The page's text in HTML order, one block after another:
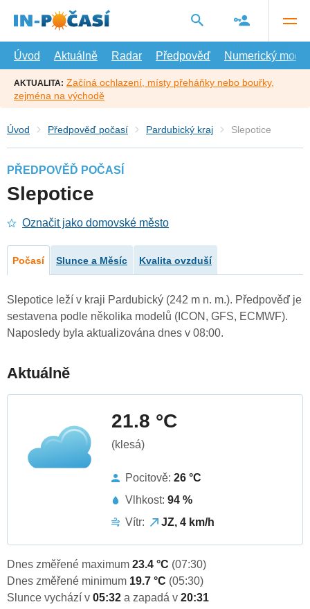
hlavní
Úvod
Aktuálně Radar Předpověď Numerický model
AKTUALITA: Začíná ochlazení, místy přeháňky nebo bouřky,
zejména na východě
Úvod Předpověď počasí Pardubický kraj Slepotice
PŘEDPOVĚĎ POČASÍ
Slepotice
Označit jako domovské město
Počasí Slunce a Měsíc Kvalita ovzduší
Slepotice leží v kraji Pardubický (242 m n. m.). Předpověď je
sestavena podle několika modelů (ICON, GFS, ECMWF).
Naposledy byla aktualizována dnes v 08:00.
Aktuálně
21.8 °C
(klesá)
Pocitově: 26 °C
Vlhkost: 94 %
Vítr:
JZ, 4 km/h
Dnes změřené maximum 23.4 °C (07:30)
Dnes změřené minimum 19.7 °C (05:30)
Slunce vychází v 05:32 a zapadá v 20:31